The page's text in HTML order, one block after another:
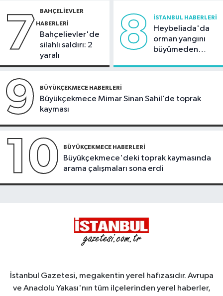
7 BAHÇELIEVLER
HABERLERI
Bahçelievler'de
silahlı saldırı: 2
yaralı
8 İSTANBUL HABERLERI
Heybeliada'da
orman yangını
büyümeden
9 BÜYÜKÇEKMECE HABERLERI
Büyükçekmece Mimar Sinan Sahil’de toprak
kayması
10 BÜYÜKÇEKMECE HABERLERI
Büyükçekmece'deki toprak kaymasında
arama çalışmaları sona erdi
İstanbul Gazetesi, megakentin yerel hafızasıdır. Avrupa
ve Anadolu Yakası'nın tüm ilçelerinden yerel haberler,